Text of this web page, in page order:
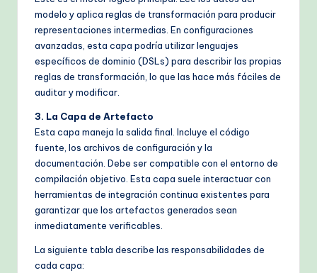
modelo y aplica reglas de transformación para producir
representaciones intermedias. En configuraciones
avanzadas, esta capa podría utilizar lenguajes
específicos de dominio (DSLs) para describir las propias
reglas de transformación, lo que las hace más fáciles de
auditar y modificar.
3. La Capa de Artefacto
Esta capa maneja la salida final. Incluye el código
fuente, los archivos de configuración y la
documentación. Debe ser compatible con el entorno de
compilación objetivo. Esta capa suele interactuar con
herramientas de integración continua existentes para
garantizar que los artefactos generados sean
inmediatamente verificables.
La siguiente tabla describe las responsabilidades de
cada capa: